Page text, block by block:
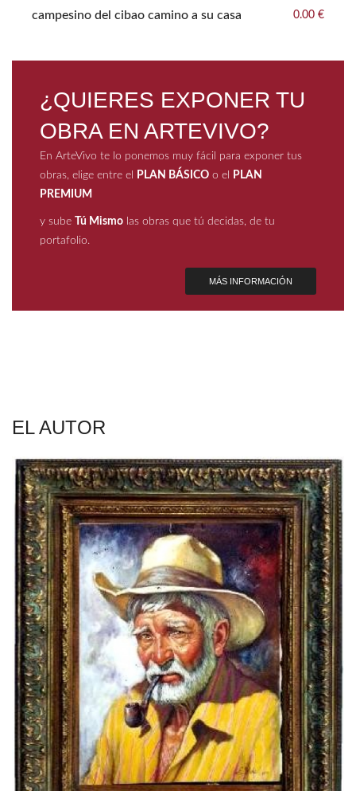
campesino del cibao camino a su casa 0.00 €
¿QUIERES EXPONER TU
OBRA EN ARTEVIVO?
En ArteVivo te lo ponemos muy fácil para exponer tus
obras, elige entre el
PLAN BÁSICO o el
PLAN
PREMIUM
y sube Tú Mismo las obras que tú decidas, de tu
portafolio.
MÁS INFORMACIÓN
EL AUTOR